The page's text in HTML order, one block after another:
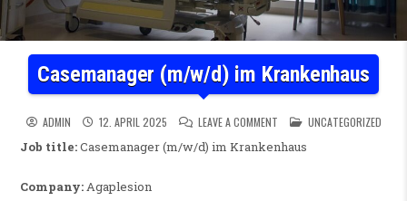
Casemanager (m/w/d) im Krankenhaus
ADMIN 12. APRIL 2025 LEAVE A COMMENTON CASEMANAGER (M/W/D)
POSTED IN
UNCATEGORIZED
Job title:Casemanager (m/w/d) im Krankenhaus
Company:Agaplesion